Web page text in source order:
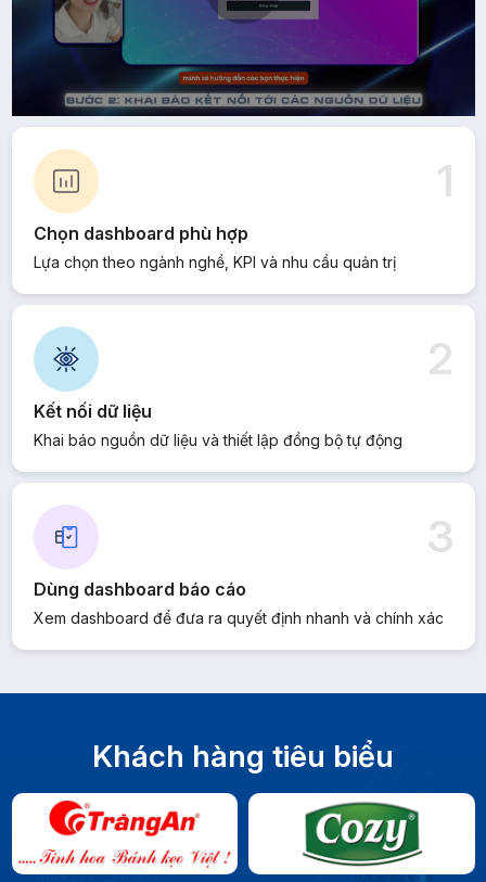
1
Chọn dashboard phù hợp
Lựa chọn theo ngành nghề, KPI và nhu cầu quản trị
2
Kết nối dữ liệu
Khai báo nguồn dữ liệu và thiết lập đồng bộ tự động
3
Dùng dashboard báo cáo
Xem dashboard để đưa ra quyết định nhanh và chính xác
Khách hàng tiêu biểu